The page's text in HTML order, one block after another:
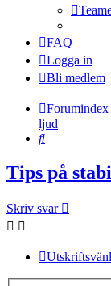
FAQ
Logga in
Bli medlem
Forumindex
ljud
Sök
Tips på
Skriv svar